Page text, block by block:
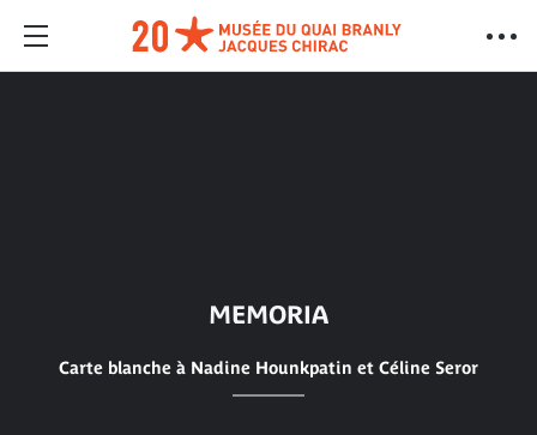
MEMORIA
Carte blanche à Nadine Hounkpatin et Céline Seror